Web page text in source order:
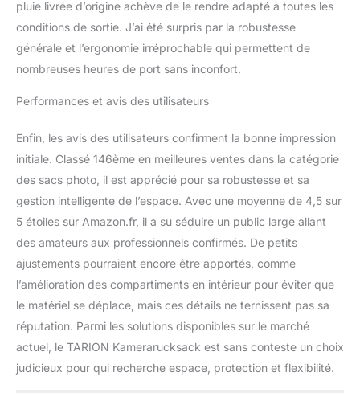
conditions plus difficiles,
le sac photo comprend
une housse de pluie
amovible, assurant la
des accessoires même
extrêmes.
pluie livrée d’origine achève de le rendre adapté à toutes les
conditions de sortie. J’ai été surpris par la robustesse
générale et l’ergonomie irréprochable qui permettent de
nombreuses heures de port sans inconfort.
Performances et avis des utilisateurs
Enfin, les avis des utilisateurs confirment la bonne impression
initiale. Classé 146ème en meilleures ventes dans la catégorie
des sacs photo, il est apprécié pour sa robustesse et sa
gestion intelligente de l’espace. Avec une moyenne de 4,5 sur
5 étoiles sur Amazon.fr, il a su séduire un public large allant
des amateurs aux professionnels confirmés. De petits
ajustements pourraient encore être apportés, comme
l’amélioration des compartiments en intérieur pour éviter que
le matériel se déplace, mais ces détails ne ternissent pas sa
réputation. Parmi les solutions disponibles sur le marché
actuel, le TARION Kamerarucksack est sans conteste un choix
judicieux pour qui recherche espace, protection et flexibilité.